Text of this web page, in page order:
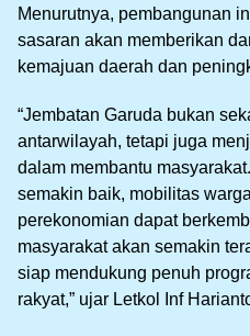
Menurutnya, pembangunan
sasaran akan memberikan
kemajuan daerah dan
“Jembatan Garuda bukan
antarwilayah, tetapi juga
dalam membantu
semakin baik, mobilitas
perekonomian dapat
masyarakat akan semakin
siap mendukung penuh
rakyat,” ujar Letkol Inf